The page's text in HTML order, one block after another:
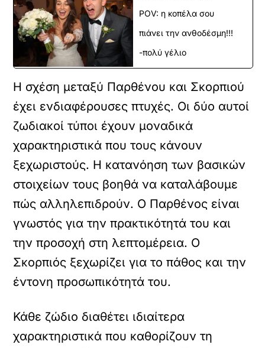
POV: η κοπέλα σου
πιάνει την ανθοδέσμη!!!
-πολύ γέλιο
Η σχέση μεταξύ Παρθένου και Σκορπιού
έχει ενδιαφέρουσες πτυχές. Οι δύο αυτοί
ζωδιακοί τύποι έχουν μοναδικά
χαρακτηριστικά που τους κάνουν
ξεχωριστούς. Η κατανόηση των βασικών
στοιχείων τους βοηθά να καταλάβουμε
πώς αλληλεπιδρούν. Ο Παρθένος είναι
γνωστός για την πρακτικότητά του και
την προσοχή στη λεπτομέρεια. Ο
Σκορπιός ξεχωρίζει για το πάθος και την
έντονη προσωπικότητά του.
Κάθε ζώδιο διαθέτει ιδιαίτερα
χαρακτηριστικά που καθορίζουν τη